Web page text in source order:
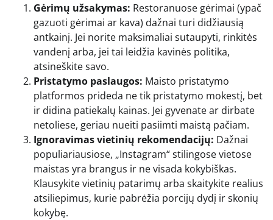
Gėrimų užsakymas: Restoranuose gėrimai (ypač
gazuoti gėrimai ar kava) dažnai turi didžiausią
antkainį. Jei norite maksimaliai sutaupyti, rinkitės
vandenį arba, jei tai leidžia kavinės politika,
atsineškite savo.
Pristatymo paslaugos: Maisto pristatymo
platformos prideda ne tik pristatymo mokestį, bet
ir didina patiekalų kainas. Jei gyvenate ar dirbate
netoliese, geriau nueiti pasiimti maistą pačiam.
Ignoravimas vietinių rekomendacijų: Dažnai
populiariausiose, „Instagram“ stilingose vietose
maistas yra brangus ir ne visada kokybiškas.
Klausykite vietinių patarimų arba skaitykite realius
atsiliepimus, kurie pabrėžia porcijų dydį ir skonių
kokybę.